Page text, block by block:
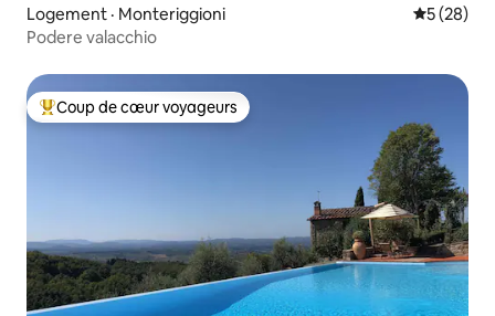
Logement · Monteriggioni Note
5 (28)
Podere valacchio
Coup de cœur voyageurs parmi les plus aimés
Coup de cœur voyageurs